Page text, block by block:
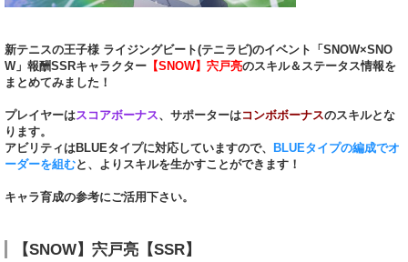
新テニスの王子様 ライジングビート(テニラビ)のイベント「SNOW×SNO
W」報酬SSRキャラクター 【SNOW】宍戸亮のスキル＆ステータス情報を
まとめてみました！
プレイヤーはスコアボーナス、サポーターはコンボボーナスのスキルとな
ります。
アビリティはBLUEタイプに対応していますので、
BLUEタイプの編成でオ
ーダーを組むと、よりスキルを生かすことができます！
キャラ育成の参考にご活用下さい。
【SNOW】宍戸亮【SSR】